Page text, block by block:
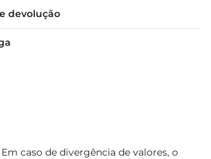
devolução
caso de divergência de valores, o